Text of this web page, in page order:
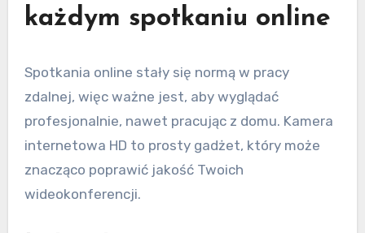
każdym spotkaniu online
Spotkania online stały się normą w pracy
zdalnej, więc ważne jest, aby wyglądać
profesjonalnie, nawet pracując z domu. Kamera
internetowa HD to prosty gadżet, który może
znacząco poprawić jakość Twoich
wideokonferencji.